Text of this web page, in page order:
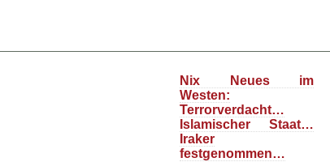
Nix Neues im
Westen:
Terrorverdacht…
Islamischer Staat…
Iraker
festgenommen…